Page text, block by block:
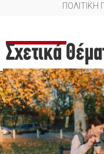
Σχετικά